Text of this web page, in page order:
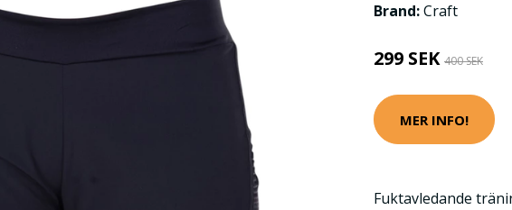
Brand:Craft
299 SEK 400 SEK
MER INFO!
Fuktavledande